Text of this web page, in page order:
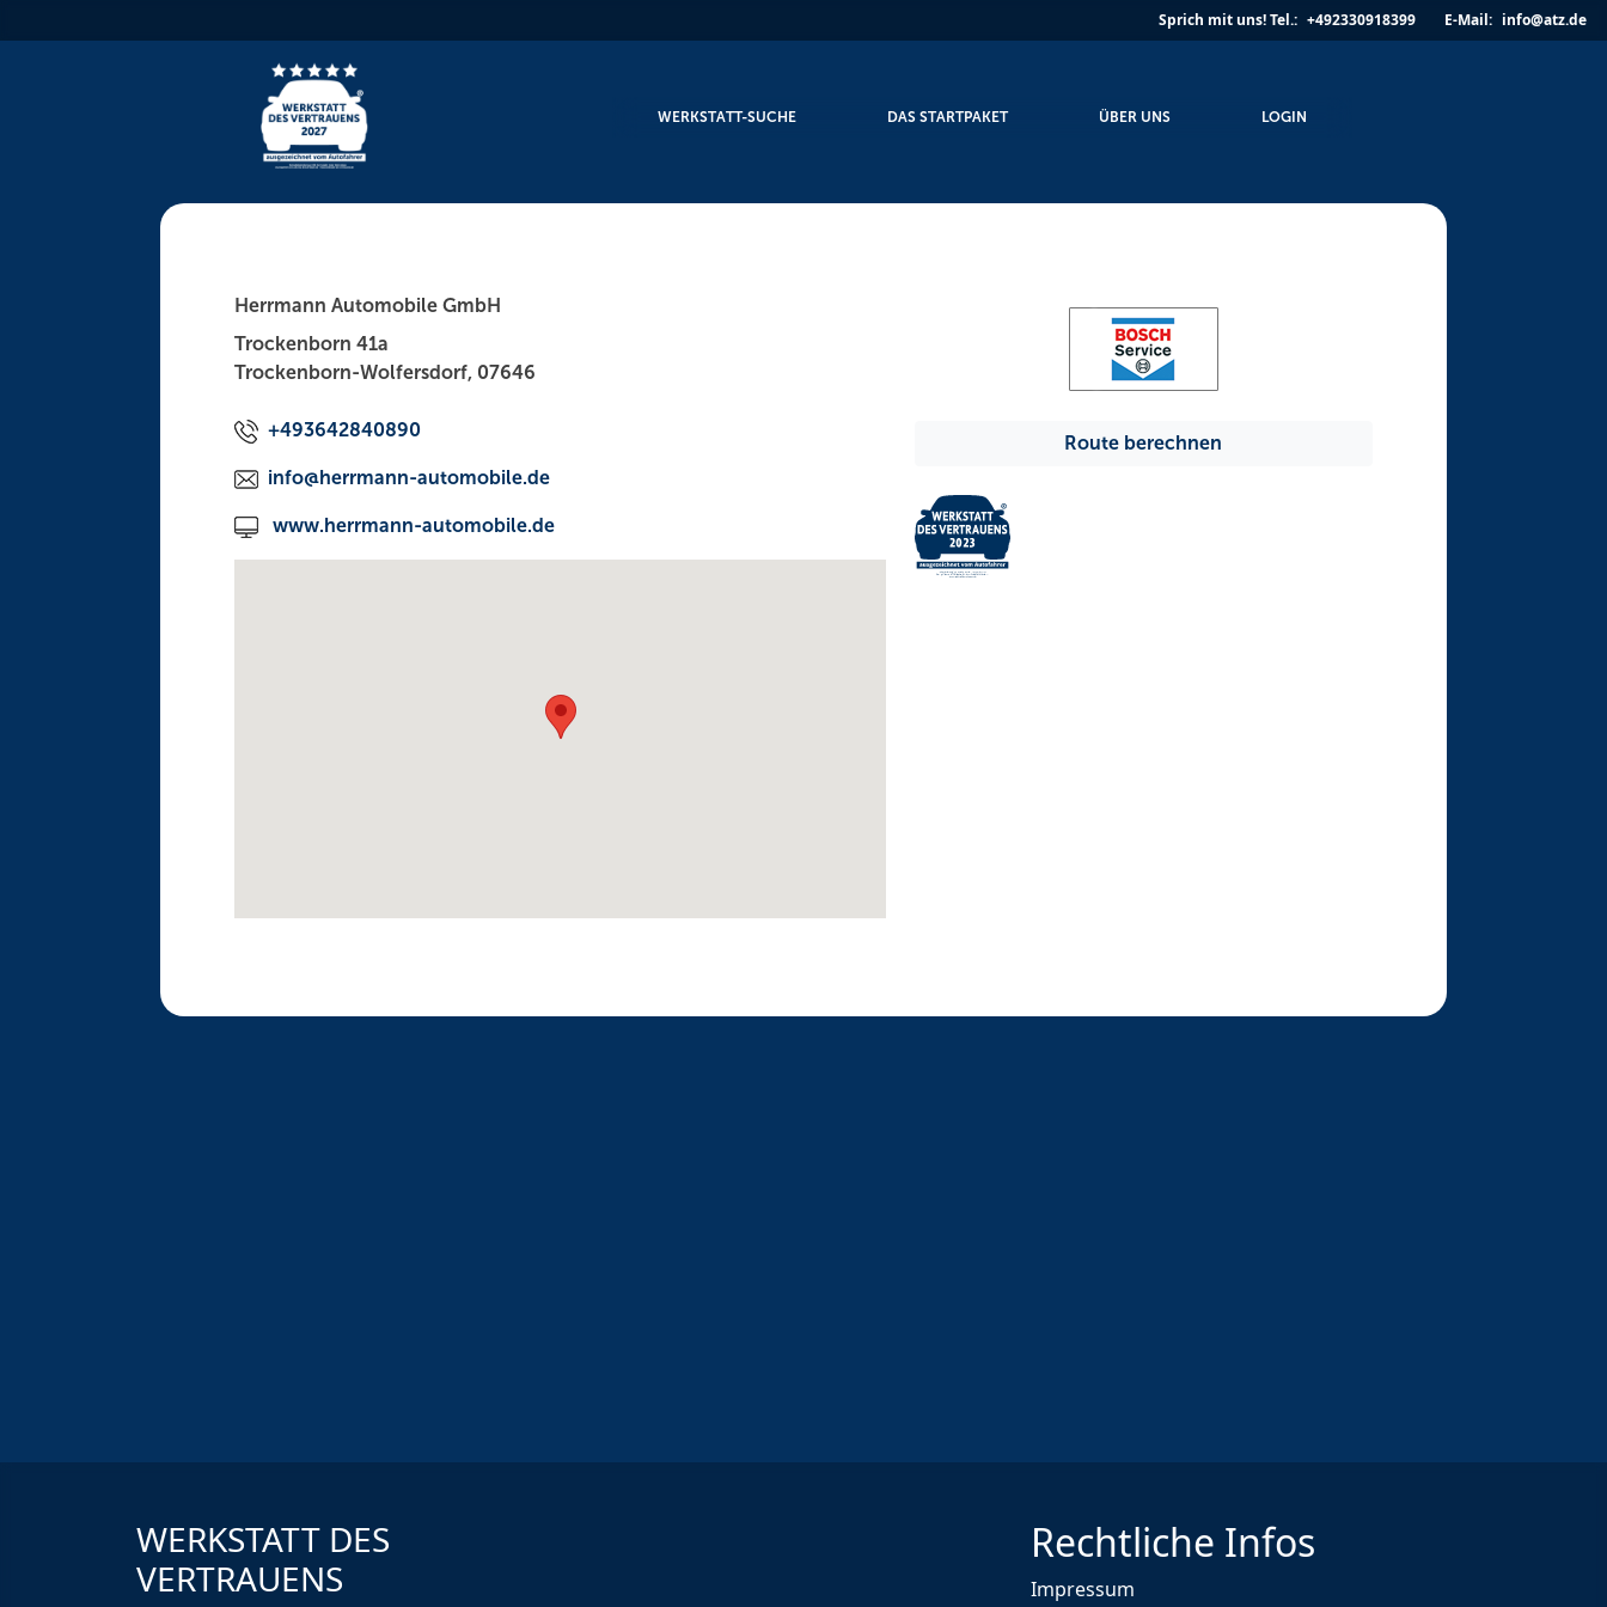
to
Sprich mit uns!Tel.: +492330918399 E-Mail: info@atz.de
WERKSTATT-SUCHE DAS STARTPAKET ÜBER UNS LOGIN
Herrmann Automobile GmbH
Trockenborn 41a
Trockenborn-Wolfersdorf, 07646
+493642840890
info@herrmann-automobile.de
www.herrmann-automobile.de
Route berechnen
WERKSTATT DES
VERTRAUENS
Rechtliche Infos
Impressum